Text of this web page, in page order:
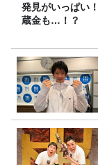
発見がいっぱい
蔵金も…！？